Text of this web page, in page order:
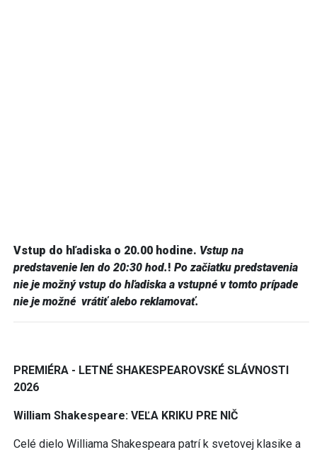
Vstup do hľadiska o 20.00 hodine. Vstup na
predstavenie len do 20:30 hod.! Po začiatku predstavenia
nie je možný vstup do hľadiska a vstupné v tomto prípade
nie je možné vrátiť alebo reklamovať.
PREMIÉRA - LETNÉ SHAKESPEAROVSKÉ SLÁVNOSTI
2026
William Shakespeare: VEĽA KRIKU PRE NIČ
Celé dielo Williama Shakespeara patrí k svetovej klasike a